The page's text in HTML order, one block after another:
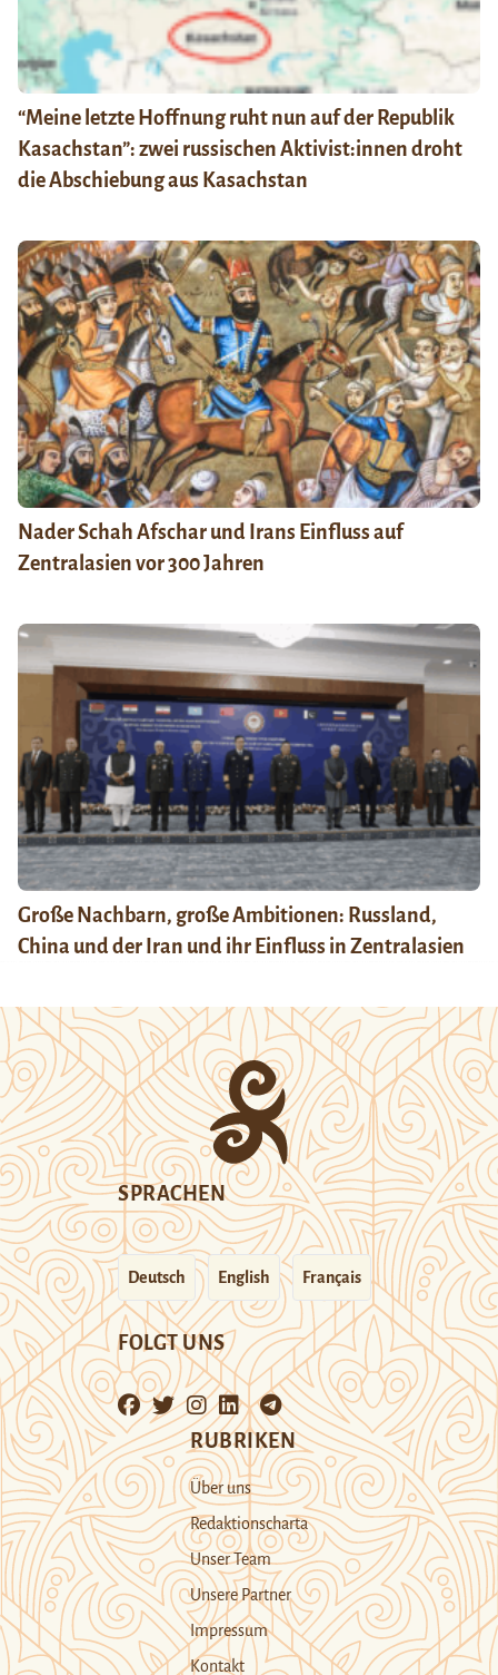
“Meine letzte Hoffnung ruht nun auf der Republik
Kasachstan”: zwei russischen Aktivist:innen droht
die Abschiebung aus Kasachstan
Nader Schah Afschar und Irans Einfluss auf
Zentralasien vor 300 Jahren
Große Nachbarn, große Ambitionen: Russland,
China und der Iran und ihr Einfluss in Zentralasien
SPRACHEN
Deutsch English Français
FOLGT UNS
RUBRIKEN
Über uns
Redaktionscharta
Unser Team
Unsere Partner
Impressum
Kontakt